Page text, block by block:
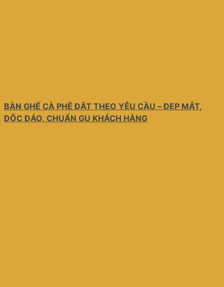
BÀN GHẾ CÀ PHÊ ĐẶT THEO YÊU CẦU – ĐẸP MẮT,
ĐỘC ĐÁO, CHUẨN GU KHÁCH HÀNG